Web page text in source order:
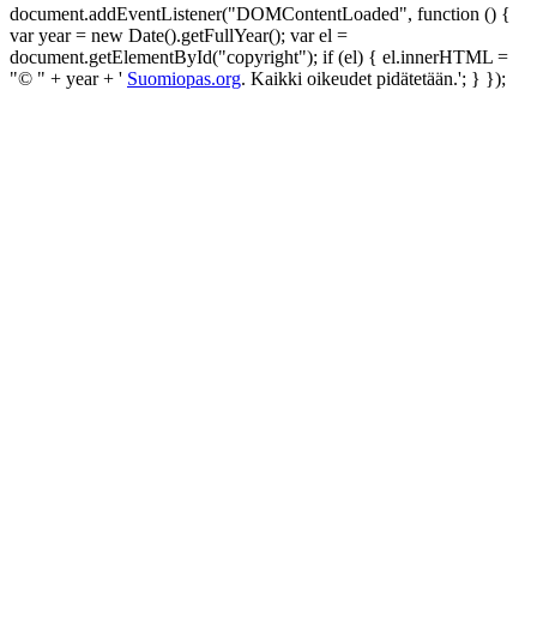
document.addEventListener("DOMContentLoaded", function () {
var year = new Date().getFullYear(); var el =
document.getElementById("copyright"); if (el) { el.innerHTML =
"© " + year + ' Suomiopas.org. Kaikki oikeudet pidätetään.'; } });